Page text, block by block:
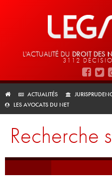
L'ACTUALITÉ DU DROIT DES
3112
ACTUALITÉS
LES AVOCATS DU NET
Recherche